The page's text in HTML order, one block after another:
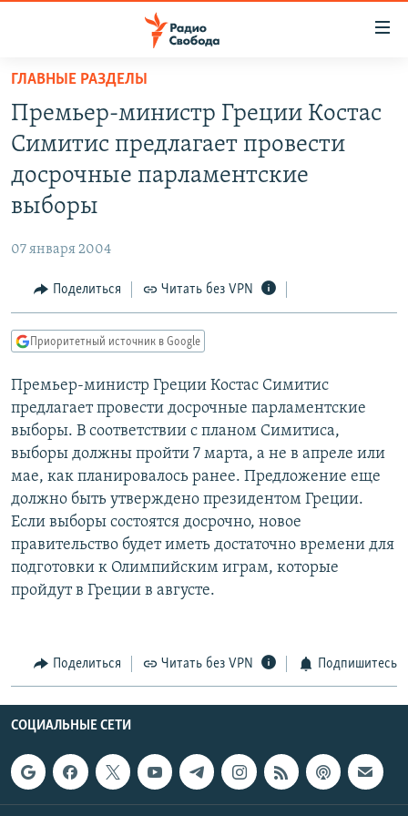
упрощенного
доступа
Вернуться
основному
содержанию
навигации
Вернутся
ПОДКАСТЫ
АВТОРСКИЕ ПРОЕКТЫ
ЦИТАТЫ СВОБОДЫ
КУЛЬТУРА
IDEL.РЕАЛИИ
КАВКАЗ.РЕАЛИИ
СИБИРЬ.РЕАЛИИ
РАСПИСАНИЕ ВЕЩАНИЯ
ПОДПИШИТЕСЬ НА РАССЫЛКУ
СОЦИАЛЬНЫЕ СЕТИ
ГЛАВНЫЕ РАЗДЕЛЫ
Премьер-министр Греции Костас
Симитис предлагает провести
досрочные парламентские
выборы
07 января 2004
Поделиться Читать без VPN
Приоритетный источник в Google
Премьер-министр Греции Костас Симитис
предлагает провести досрочные парламентские
выборы. В соответствии с планом Симитиса,
выборы должны пройти 7 марта, а не в апреле или
мае, как планировалось ранее. Предложение еще
должно быть утверждено президентом Греции.
Если выборы состоятся досрочно, новое
правительство будет иметь достаточно времени для
подготовки к Олимпийским играм, которые
пройдут в Греции в августе.
Поделиться Читать без VPN Подпишитесь
СОЦИАЛЬНЫЕ СЕТИ